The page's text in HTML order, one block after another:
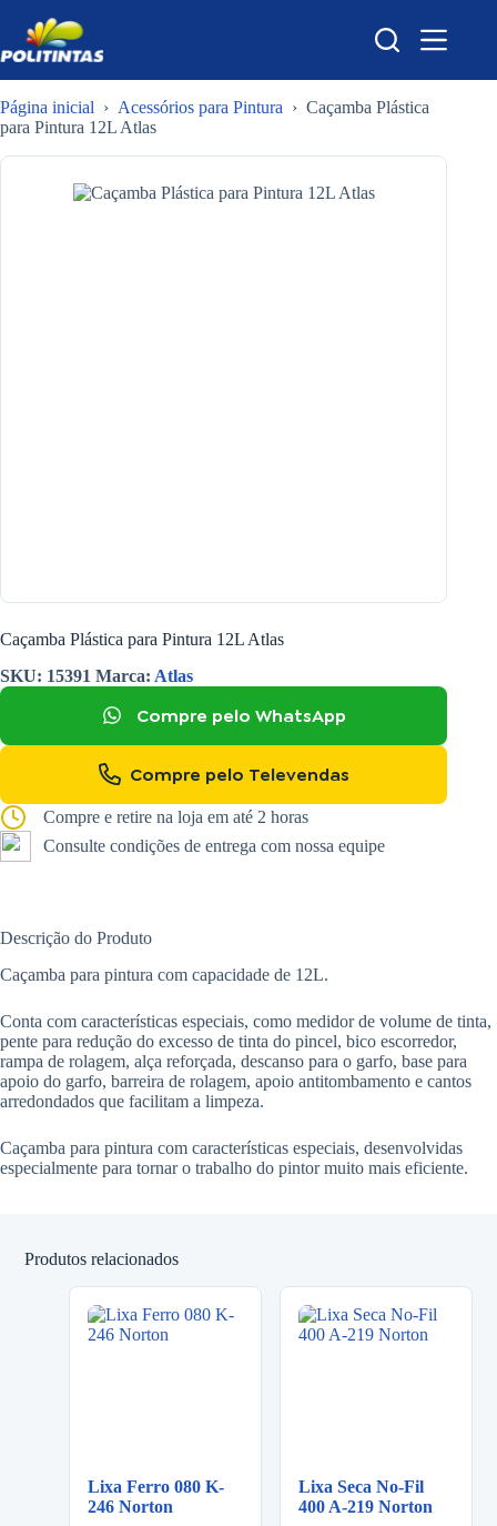
para
o
conteúdo
Página inicial › Acessórios para Pintura › Caçamba Plástica
para Pintura 12L Atlas
Caçamba Plástica para Pintura 12L Atlas
SKU: 15391 Marca: Atlas
Compre pelo WhatsApp
Compre pelo Televendas
Compre e retire na loja em até 2 horas
Consulte condições de entrega com nossa equipe
Descrição do Produto
Caçamba para pintura com capacidade de 12L.
Conta com características especiais, como medidor de volume de tinta,
pente para redução do excesso de tinta do pincel, bico escorredor,
rampa de rolagem, alça reforçada, descanso para o garfo, base para
apoio do garfo, barreira de rolagem, apoio antitombamento e cantos
arredondados que facilitam a limpeza.
Caçamba para pintura com características especiais, desenvolvidas
especialmente para tornar o trabalho do pintor muito mais eficiente.
Produtos relacionados
Lixa Ferro 080 K-
246 Norton
Lixa Seca No-Fil
400 A-219 Norton